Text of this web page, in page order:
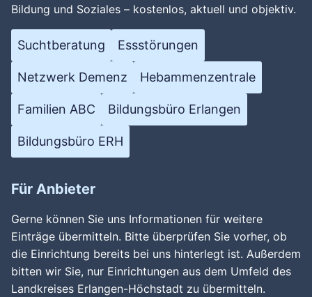
Bildung und Soziales – kostenlos, aktuell und objektiv.
Suchtberatung Essstörungen
Netzwerk Demenz Hebammenzentrale
Familien ABC Bildungsbüro Erlangen
Bildungsbüro ERH
Für Anbieter
Gerne können Sie uns Informationen für weitere
Einträge übermitteln. Bitte überprüfen Sie vorher, ob
die Einrichtung bereits bei uns hinterlegt ist. Außerdem
bitten wir Sie, nur Einrichtungen aus dem Umfeld des
Landkreises Erlangen-Höchstadt zu übermitteln.